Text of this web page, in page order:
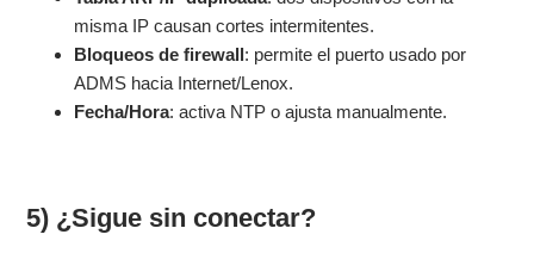
misma IP causan cortes intermitentes.
Bloqueos de firewall: permite el puerto usado por
ADMS hacia Internet/Lenox.
Fecha/Hora: activa NTP o ajusta manualmente.
5) ¿Sigue sin conectar?